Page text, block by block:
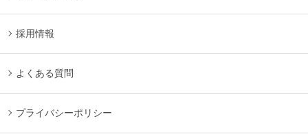
採用情報
よくある質問
プライバシーポリシー